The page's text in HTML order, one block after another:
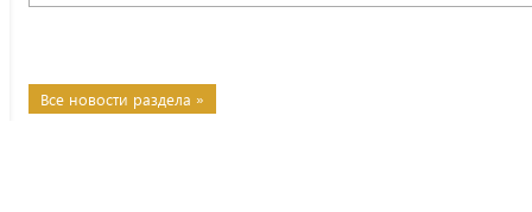
Все новости раздела »